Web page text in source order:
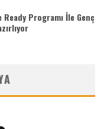
Programı İle Genç